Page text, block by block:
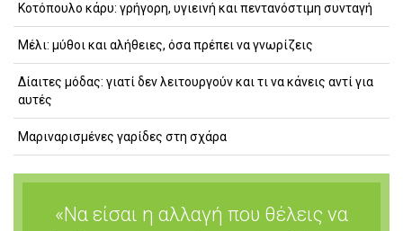
Κοτόπουλο κάρυ: γρήγορη, υγιεινή και πεντανόστιμη συνταγή
Μέλι: μύθοι και αλήθειες, όσα πρέπει να γνωρίζεις
Δίαιτες μόδας: γιατί δεν λειτουργούν και τι να κάνεις αντί για
αυτές
Μαριναρισμένες γαρίδες στη σχάρα
«Να είσαι η αλλαγή που θέλεις να